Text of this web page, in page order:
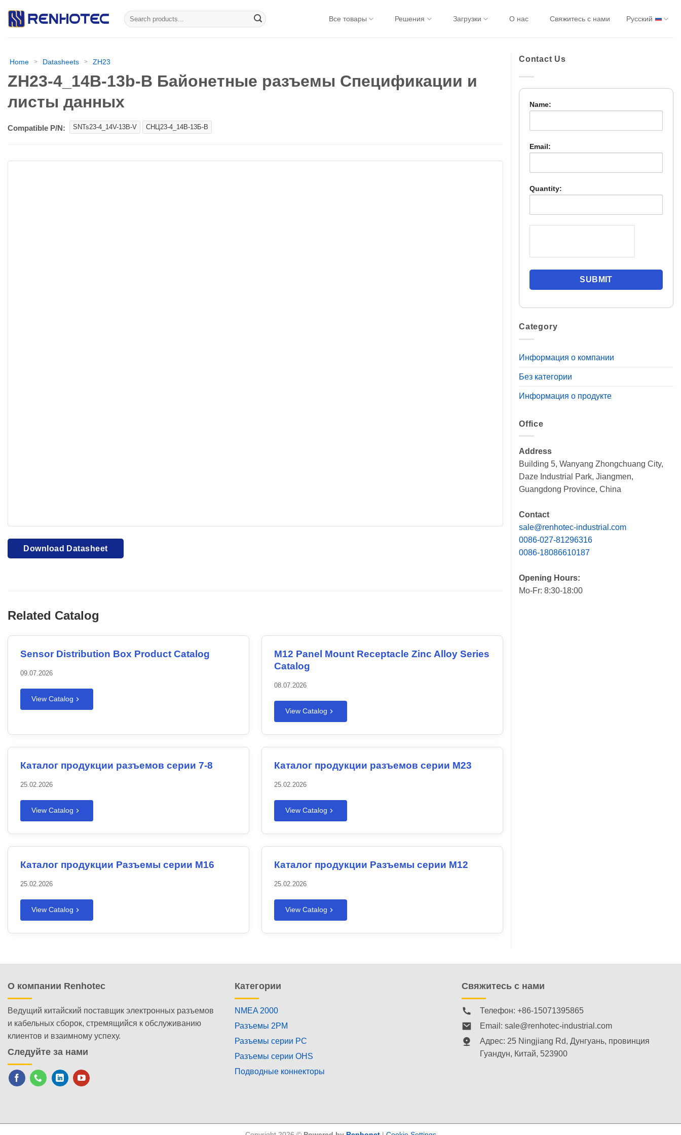
Искать:
Все товары Решения Загрузки О нас Свяжитесь с нами Русский
Home > Datasheets > ZH23
ZH23-4_14В-13b-В Байонетные разъемы Спецификации и
листы данных
Compatible P/N: SNTs23-4_14V-13B-V СНЦ23-4_14В-13Б-В
Download Datasheet
Related Catalog
Sensor Distribution Box Product Catalog
09.07.2026
View Catalog
M12 Panel Mount Receptacle Zinc Alloy Series
Catalog
08.07.2026
View Catalog
Каталог продукции разъемов серии 7-8
25.02.2026
View Catalog
Каталог продукции разъемов серии M23
25.02.2026
View Catalog
Каталог продукции Разъемы серии M16
25.02.2026
View Catalog
Каталог продукции Разъемы серии M12
25.02.2026
View Catalog
Contact Us
Name:
Email:
Quantity:
Category
Информация о компании
Без категории
Информация о продукте
Office
Address
Building 5, Wanyang Zhongchuang City,
Daze Industrial Park, Jiangmen,
Guangdong Province, China
Contact
sale@renhotec-industrial.com
0086-027-81296316
0086-18086610187
Opening Hours:
Mo-Fr: 8:30-18:00
О компании Renhotec
Ведущий китайский поставщик электронных разъемов
и кабельных сборок, стремящийся к обслуживанию
клиентов и взаимному успеху.
Следуйте за нами
Категории
NMEA 2000
Разъемы 2PM
Разъемы серии PC
Разъемы серии OHS
Подводные коннекторы
Свяжитесь с нами
Телефон: +86-15071395865
Email: sale@renhotec-industrial.com
Адрес: 25 Ningjiang Rd, Дунгуань, провинция
Гуандун, Китай, 523900